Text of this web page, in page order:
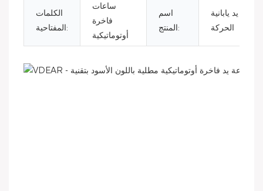
الكلمات
المفتاحية:
ساعات
فاخرة
أوتوماتيكية
اسم
المنتج:
ساعة يد يابانية
الحركة